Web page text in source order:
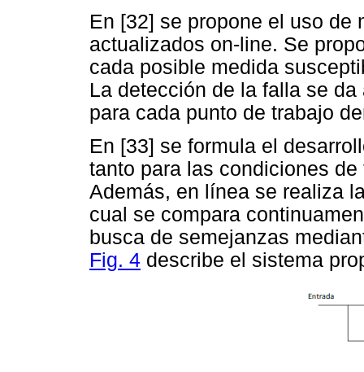
En [32] se propone el uso de
actualizados on-line. Se
cada posible medida
La detección de la falla se
para cada punto de trabajo
En [33] se formula el
tanto para las condiciones
Además, en línea se realiza
cual se compara
busca de semejanzas
Fig. 4 describe el sistema